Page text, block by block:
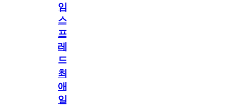
임
스
프
레
드]
최
애
일